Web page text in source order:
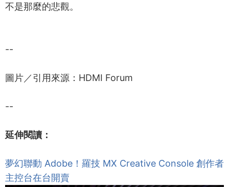
不是那麼的悲觀。
--
圖片／引用來源：HDMI Forum
--
延伸閱讀：
夢幻聯動 Adobe！羅技 MX Creative Console 創作者
主控台在台開賣